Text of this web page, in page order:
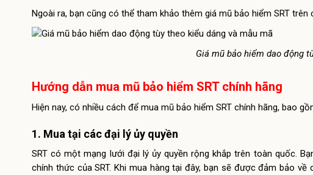
Ngoài ra, bạn cũng có thể tham khảo thêm giá mũ bảo hiểm SRT
Giá mũ bảo hiểm dao động
Hướng dẫn mua mũ bảo hiểm SRT chính hãng
Hiện nay, có nhiều cách để mua mũ bảo hiểm SRT chính hãng, bao
1. Mua tại các đại lý ủy quyền
SRT có một mạng lưới đại lý ủy quyền rộng khắp trên toàn quốc.
chính thức của SRT. Khi mua hàng tại đây, bạn sẽ được đảm bảo